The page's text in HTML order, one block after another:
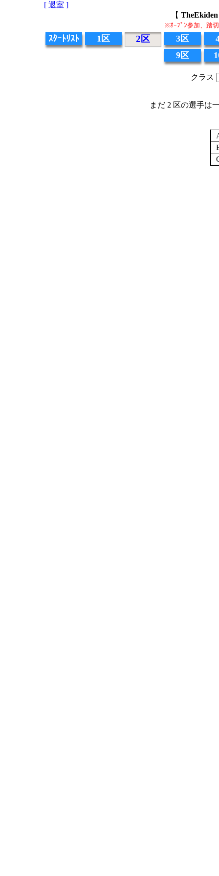
[ 退室 ]
【
※ｵｰﾌﾟﾝ参加、踏
ｽﾀｰﾄﾘｽﾄ 1区 2区 3区
9区
クラス
まだ 2 区の選手は